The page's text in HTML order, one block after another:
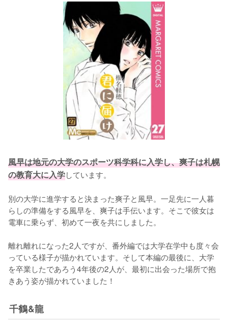
風早は地元の大学のスポーツ科学科に入学し、爽子は札幌
の教育大に入学しています。
別の大学に進学すると決まった爽子と風早。一足先に一人暮
らしの準備をする風早を、爽子は手伝います。そこで彼女は
電車に乗らず、初めて一夜を共にしました。
離れ離れになった2人ですが、番外編では大学在学中も度々会
っている様子が描かれています。そして本編の最後に、大学
を卒業したであろう4年後の2人が、最初に出会った場所で抱
きあう姿が描かれていました！
千鶴&龍